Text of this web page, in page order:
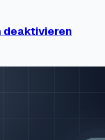
deaktivieren